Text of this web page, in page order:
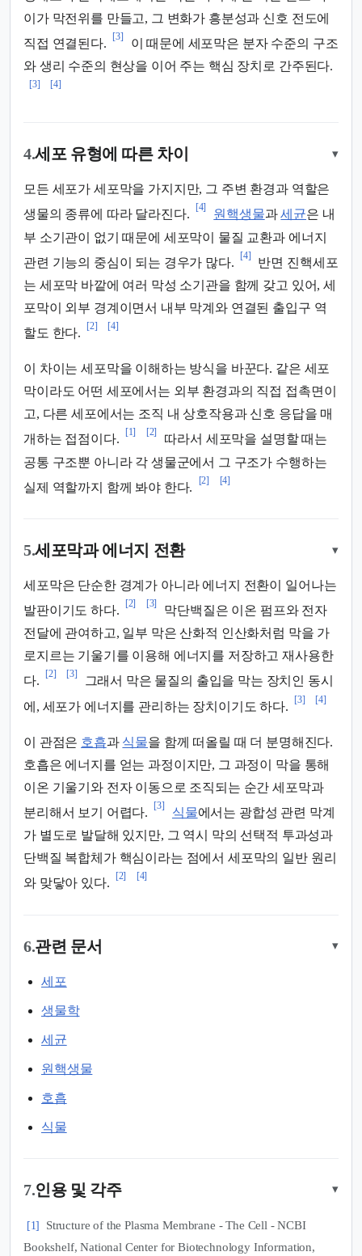
이가 막전위를 만들고, 그 변화가 흥분성과 신호 전도에
직접 연결된다.
[3]
이 때문에 세포막은 분자 수준의 구조
와 생리 수준의 현상을 이어 주는 핵심 장치로 간주된다.
[3] [4]
4.세포 유형에 따른 차이 ▾
모든 세포가 세포막을 가지지만, 그 주변 환경과 역할은
생물의 종류에 따라 달라진다.
[4]
원핵생물과세균은 내
부 소기관이 없기 때문에 세포막이 물질 교환과 에너지
관련 기능의 중심이 되는 경우가 많다.
[4]
반면 진핵세포
는 세포막 바깥에 여러 막성 소기관을 함께 갖고 있어, 세
포막이 외부 경계이면서 내부 막계와 연결된 출입구 역
할도 한다.
[2] [4]
이 차이는 세포막을 이해하는 방식을 바꾼다. 같은 세포
막이라도 어떤 세포에서는 외부 환경과의 직접 접촉면이
고, 다른 세포에서는 조직 내 상호작용과 신호 응답을 매
개하는 접점이다.
[1] [2]
따라서 세포막을 설명할 때는
공통 구조뿐 아니라 각 생물군에서 그 구조가 수행하는
실제 역할까지 함께 봐야 한다.
[2] [4]
5.세포막과 에너지 전환 ▾
세포막은 단순한 경계가 아니라 에너지 전환이 일어나는
발판이기도 하다.
[2] [3]
막단백질은 이온 펌프와 전자
전달에 관여하고, 일부 막은 산화적 인산화처럼 막을 가
로지르는 기울기를 이용해 에너지를 저장하고 재사용한
다.
[2] [3]
그래서 막은 물질의 출입을 막는 장치인 동시
에, 세포가 에너지를 관리하는 장치이기도 하다.
[3] [4]
이 관점은 호흡과 식물을 함께 떠올릴 때 더 분명해진다.
호흡은 에너지를 얻는 과정이지만, 그 과정이 막을 통해
이온 기울기와 전자 이동으로 조직되는 순간 세포막과
분리해서 보기 어렵다.
[3]
식물에서는 광합성 관련 막계
가 별도로 발달해 있지만, 그 역시 막의 선택적 투과성과
단백질 복합체가 핵심이라는 점에서 세포막의 일반 원리
와 맞닿아 있다.
[2] [4]
6.관련 문서 ▾
세포
생물학
세균
원핵생물
호흡
식물
7.인용 및 각주 ▾
[1]
Structure of the Plasma Membrane - The Cell - NCBI
Bookshelf, National Center for Biotechnology Information,